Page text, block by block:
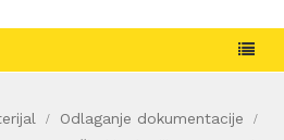
Odlaganje dokumentacije